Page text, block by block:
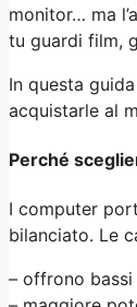
monitor… ma
tu guardi film,
In questa
acquistarle al
Perché
I computer
bilanciato. Le
– offrono